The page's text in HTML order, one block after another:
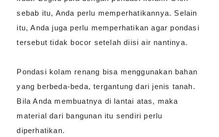
sebab itu, Anda perlu memperhatikannya. Selain
itu, Anda juga perlu memperhatikan agar pondasi
tersebut tidak bocor setelah diisi air nantinya.
Pondasi kolam renang bisa menggunakan bahan
yang berbeda-beda, tergantung dari jenis tanah.
Bila Anda membuatnya di lantai atas, maka
material dari bangunan itu sendiri perlu
diperhatikan.